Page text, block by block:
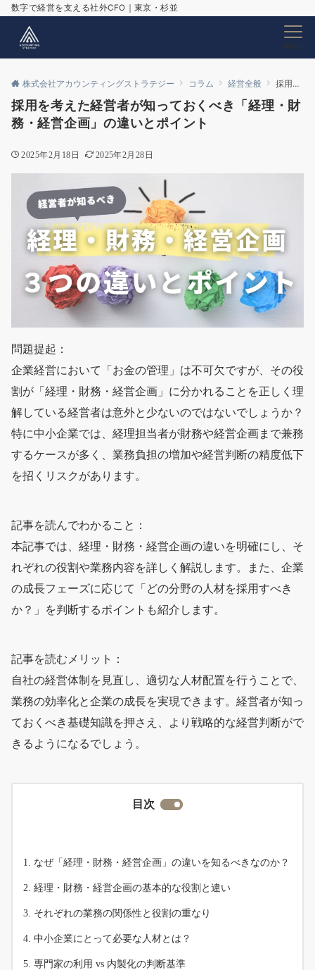
数字で経営を支える社外CFO｜東京・杉並
Menu
株式会社アカウンティングストラテジー コラム 経営全般 採用を考えた経営者が知っておくべき「経理・財務・経営企画」の違いとポイント
採用を考えた経営者が知っておくべき「経理・財
務・経営企画」の違いとポイント
2025年2月18日 2025年2月28日
問題提起：
企業経営において「お金の管理」は不可欠ですが、その役
割が「経理・財務・経営企画」に分かれることを正しく理
解している経営者は意外と少ないのではないでしょうか？
特に中小企業では、経理担当者が財務や経営企画まで兼務
するケースが多く、業務負担の増加や経営判断の精度低下
を招くリスクがあります。
記事を読んでわかること：
本記事では、経理・財務・経営企画の違いを明確にし、そ
れぞれの役割や業務内容を詳しく解説します。また、企業
の成長フェーズに応じて「どの分野の人材を採用すべき
か？」を判断するポイントも紹介します。
記事を読むメリット：
自社の経営体制を見直し、適切な人材配置を行うことで、
業務の効率化と企業の成長を実現できます。経営者が知っ
ておくべき基礎知識を押さえ、より戦略的な経営判断がで
きるようになるでしょう。
目次
なぜ「経理・財務・経営企画」の違いを知るべきなのか？
経理・財務・経営企画の基本的な役割と違い
それぞれの業務の関係性と役割の重なり
中小企業にとって必要な人材とは？
専門家の利用 vs 内製化の判断基準